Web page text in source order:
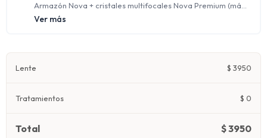
Armazón Nova + cristales multifocales Nova Premium (más
fino y liviano) en orgánico 1.67 con protección UV.
Ver más
Lente $ 3950
Tratamientos $ 0
Total $3950